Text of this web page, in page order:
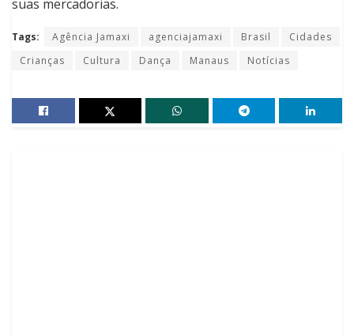
suas mercadorias.
Tags: Agência Jamaxi agenciajamaxi Brasil
Cidades
Crianças
Cultura Dança Manaus Notícias